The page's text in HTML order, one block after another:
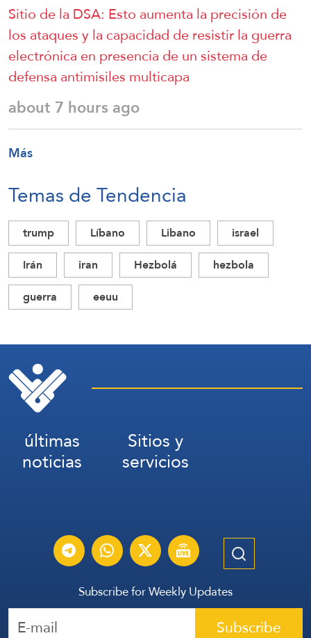
Sitio de la DSA: Esto aumenta la precisión de
los ataques y la capacidad de resistir la guerra
electrónica en presencia de un sistema de
defensa antimisiles multicapa
about 7 hours ago
Más
Temas de Tendencia
trump Líbano Libano
israel
Irán
iran Hezbolá
hezbola
guerra
eeuu
últimas
noticias
Sitios y
servicios
Subscribe for Weekly Updates
Subscribe